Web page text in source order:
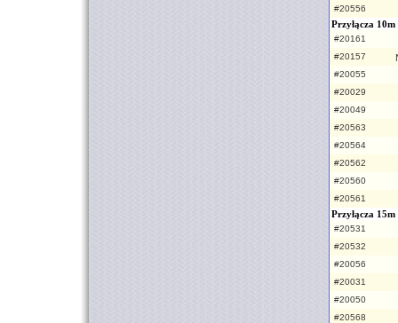
#20556
Przyłącza 10m
#20161
#20157
#20055
#20029
#20049
#20563
#20564
#20562
#20560
#20561
Przyłącza 15m
#20531
#20532
#20056
#20031
#20050
#20568